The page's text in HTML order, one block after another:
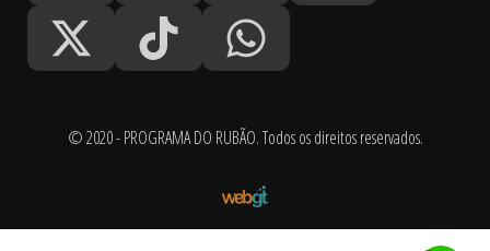
© 2020 - PROGRAMA DO RUBÃO. Todos os direitos reservados.